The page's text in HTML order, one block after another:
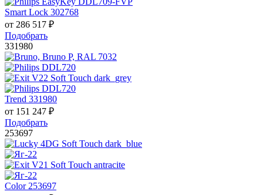
Smart Lock 302768
от 286 517 ₽
Подобрать
331980
Trend 331980
от 151 247 ₽
Подобрать
253697
Color 253697